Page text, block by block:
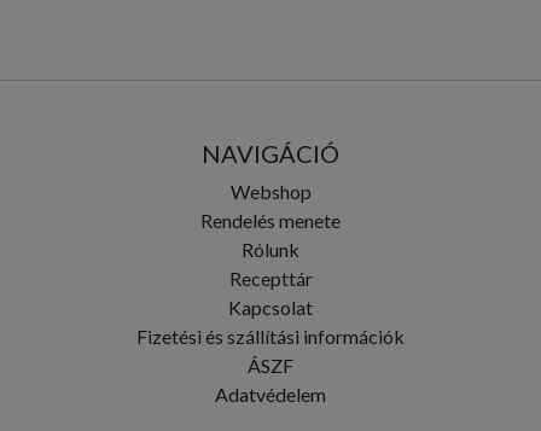
NAVIGÁCIÓ
Webshop
Rendelés menete
Rólunk
Recepttár
Kapcsolat
Fizetési és szállítási információk
ÁSZF
Adatvédelem